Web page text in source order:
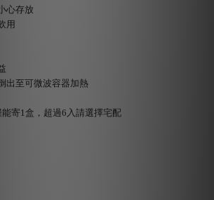
心存放
用
出至可微波容器加熱
寄1盒，超過6入請選擇宅配